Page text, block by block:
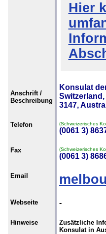
Hier
Anschrift /
Beschreibung
Konsulat
3147,
Telefon (Schweizerisches
(0061 3)
Fax (Schweizerisches
(0061 3)
Email
Webseite -
Hinweise
Zusätzliche
Konsulat in